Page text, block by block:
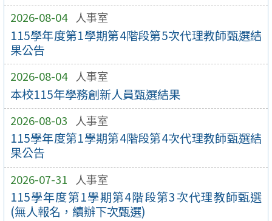
2026-08-04 人事室
115學年度第1學期第4階段第5次代理教師甄選結
果公告
2026-08-04 人事室
本校115年學務創新人員甄選結果
2026-08-03 人事室
115學年度第1學期第4階段第4次代理教師甄選結
果公告
2026-07-31 人事室
115學年度第1學期第4階段第3次代理教師甄選
(無人報名，續辦下次甄選)